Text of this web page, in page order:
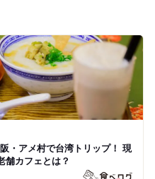
・アメ村で台湾トリップ！ 現
舗カフェとは？